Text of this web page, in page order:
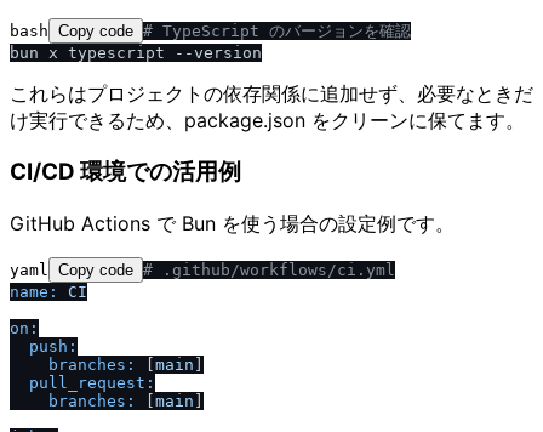
bash Copy code # TypeScript のバージョンを確認
これらはプロジェクトの依存関係に追加せず、必要なときだ
け実行できるため、package.json をクリーンに保てます。
CI/CD 環境での活用例
GitHub Actions で Bun を使う場合の設定例です。
yaml Copy code # .github/workflows/ci.yml
name:
CI
on:
push:
branches:
main
pull_request:
branches:
main